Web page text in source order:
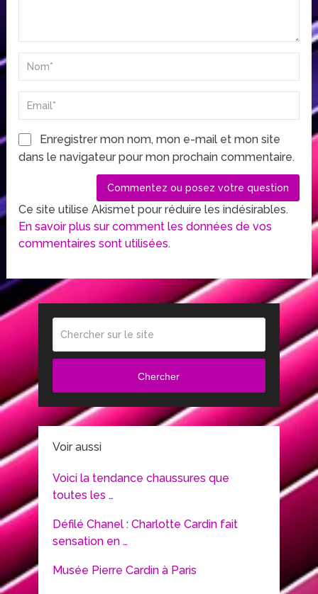
Enregistrer mon nom, mon e-mail et mon site
dans le navigateur pour mon prochain commentaire.
Ce site utilise Akismet pour réduire les indésirables.
En savoir plus sur comment les données de vos
commentaires sont utilisées.
Chercher
Voir aussi
Voici la tendance chaussures que
toutes les …
Défilé Chanel : Charlotte Cardin fait
sensation en …
Musée Pierre Cardin à Paris